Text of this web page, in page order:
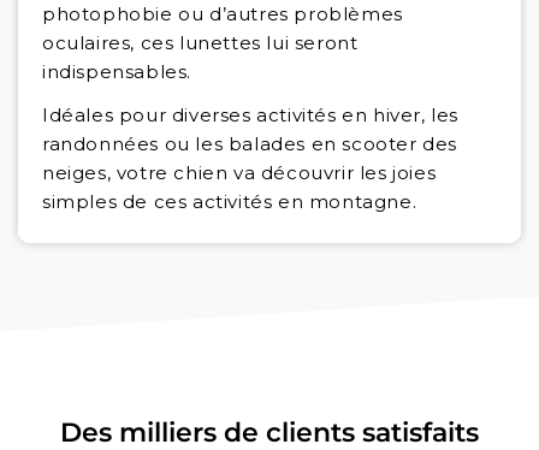
photophobie ou d’autres problèmes
oculaires, ces lunettes lui seront
indispensables.
Idéales pour diverses activités en hiver, les
randonnées ou les balades en scooter des
neiges, votre chien va découvrir les joies
simples de ces activités en montagne.
Des milliers de clients satisfaits